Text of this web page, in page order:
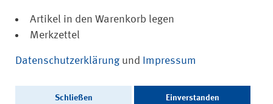
Arbeiten im Freien (Aus der Arbeit des IFA
Artikel in den Warenkorb legen
Merkzettel
Datenschutzerklärung und Impressum
Schließen Einverstanden